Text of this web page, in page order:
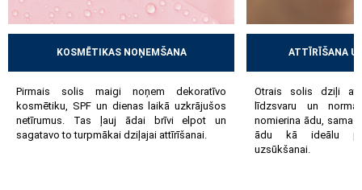
KOSMĒTIKAS NOŅEMŠANA
Pirmais solis maigi noņem dekoratīvo
kosmētiku, SPF un dienas laikā uzkrājušos
netīrumus. Tas ļauj ādai brīvi elpot un
sagatavo to turpmākai dziļajai attīrīšanai.
ATTĪRĪŠANA
Otrais solis dziļi
līdzsvaru un
nomierina ādu,
ādu kā ideālu
uzsūkšanai.